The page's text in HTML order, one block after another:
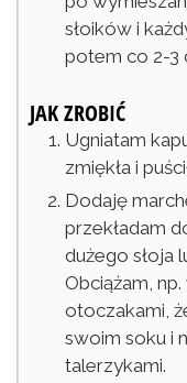
słoików i
potem co 2-3
JAK ZROBIĆ
Ugniatam
zmiękła i
Dodaję
przekładam
dużego słoja
Obciążam,
otoczakami,
swoim soku i
talerzykami.